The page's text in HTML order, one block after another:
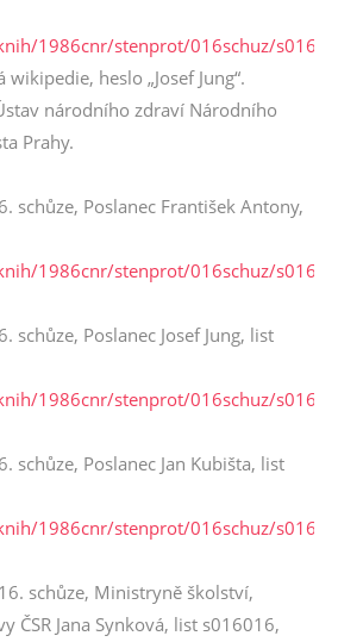
1986cnr/stenprot/016schuz/
wikipedie, heslo „Josef Jung“.
národního zdraví Národního
Prahy.
schůze, Poslanec František Antony,
1986cnr/stenprot/016schuz/
schůze, Poslanec Josef Jung, list
1986cnr/stenprot/016schuz/
schůze, Poslanec Jan Kubišta, list
1986cnr/stenprot/016schuz/
schůze, Ministryně školství,
ČSR Jana Synková, list s016016,